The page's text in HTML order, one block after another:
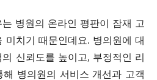
병원의 온라인 평판이 잠재 고
미치기 때문인데요. 병의원에 대
신뢰도를 높이고, 부정적인 리
병의원의 서비스 개선과 고객